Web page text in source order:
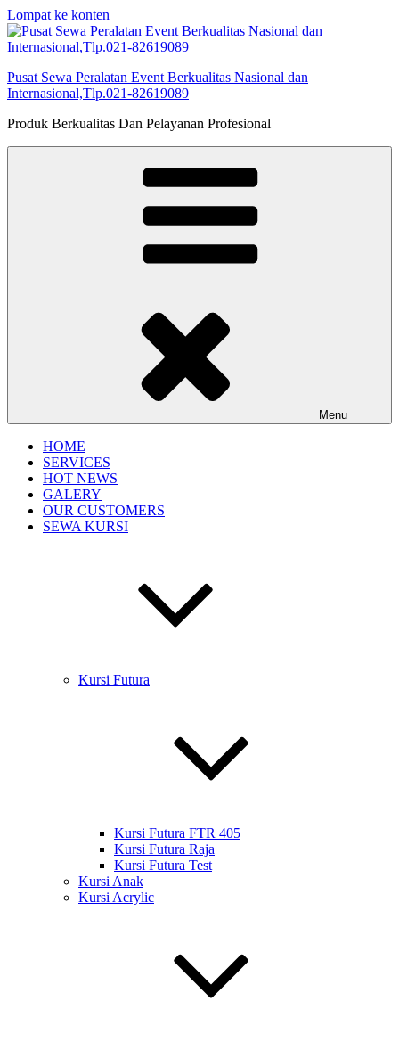
Lompat ke konten
Pusat Sewa Peralatan Event Berkualitas Nasional dan
Internasional,Tlp.021-82619089
Produk Berkualitas Dan Pelayanan Profesional
Menu
HOME
SERVICES
HOT NEWS
GALERY
OUR CUSTOMERS
SEWA KURSI
Kursi Futura
Kursi Futura FTR 405
Kursi Futura Raja
Kursi Futura Test
Kursi Anak
Kursi Acrylic